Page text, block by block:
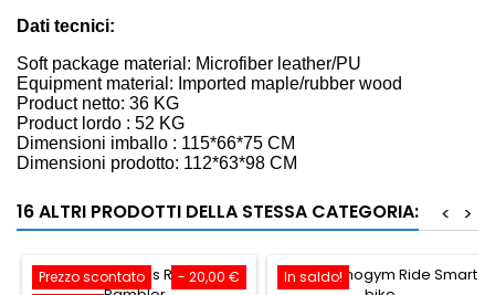
Dati tecnici:
Soft package material: Microfiber leather/PU
Equipment material: Imported maple/rubber wood
Product netto: 36 KG
Product lordo : 52 KG
Dimensioni imballo : 115*66*75 CM
Dimensioni prodotto: 112*63*98 CM
16 ALTRI PRODOTTI DELLA STESSA CATEGORIA: >
<
- 20,00 €
Prezzo scontato
In saldo!